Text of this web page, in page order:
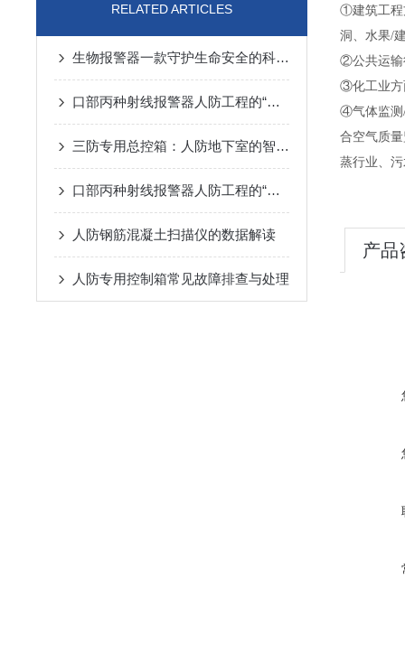
RELATED ARTICLES
生物报警器一款守护生命安全的科技哨兵
口部丙种射线报警器人防工程的“核生化”哨兵
三防专用总控箱：人防地下室的智能指挥中枢
口部丙种射线报警器人防工程的“辐射哨兵”
人防钢筋混凝土扫描仪的数据解读
人防专用控制箱常见故障排查与处理
①建筑工程
洞、水果/
②公共运输
③化工业方
④气体监测/
合空气质
蒸行业、
产品